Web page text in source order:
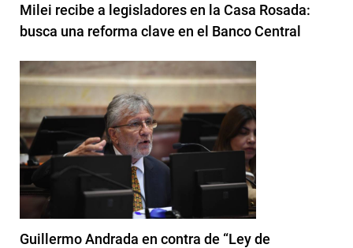
Milei recibe a legisladores en la Casa Rosada:
busca una reforma clave en el Banco Central
Guillermo Andrada en contra de “Ley de